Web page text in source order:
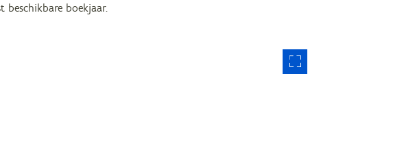
beschikbare boekjaar.